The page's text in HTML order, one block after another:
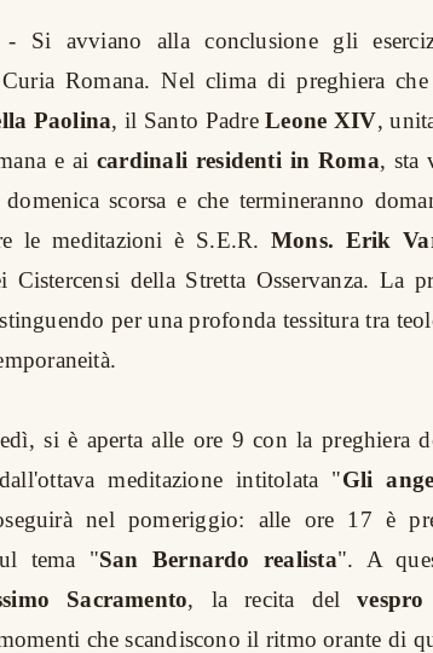
- Si avviano alla conclusione gli
Romana. Nel clima di preghiera
Paolina, il Santo PadreLeone XIV,
e aicardinali residenti in Roma, sta
scorsa e che termineranno
le meditazioni è S.E.R. Mons. Erik
Cistercensi della Stretta Osservanza. La
per una profonda tessitura tra
si è aperta alle ore 9 con la preghiera
meditazione intitolata "Gli
nel pomeriggio: alle ore 17 è
tema "San Bernardo realista". A
Sacramento, la recita delvespro
che scandiscono il ritmo orante di